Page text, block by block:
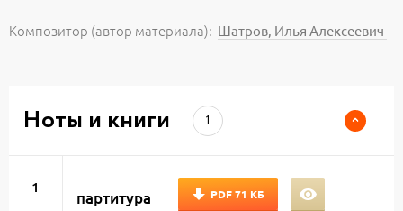
Композитор (автор материала): Шатров, Илья Алексеевич
Ноты и книги 1
1
партитура PDF71 КБ